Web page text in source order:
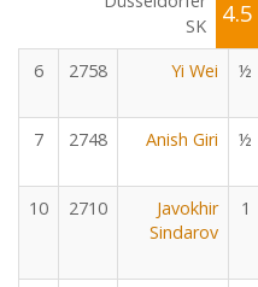
SK
4.5
6 2758 Yi Wei ½
7 2748 Anish Giri ½
10 2710
Javokhir
Sindarov
1